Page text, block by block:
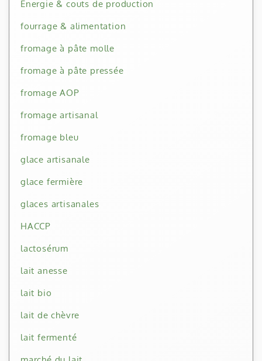
Energie & couts de production
fourrage & alimentation
fromage à pâte molle
fromage à pâte pressée
fromage AOP
fromage artisanal
fromage bleu
glace artisanale
glace fermière
glaces artisanales
HACCP
lactosérum
lait anesse
lait bio
lait de chèvre
lait fermenté